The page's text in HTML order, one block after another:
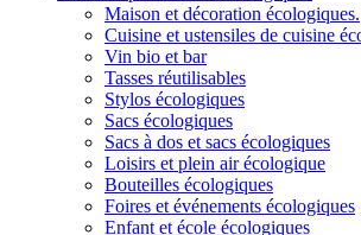
Maison et décoration écologiques.
Cuisine et ustensiles de cuisine
Vin bio et bar
Tasses réutilisables
Stylos écologiques
Sacs écologiques
Sacs à dos et sacs écologiques
Loisirs et plein air écologique
Bouteilles écologiques
Foires et événements écologiques
Enfant et école écologiques